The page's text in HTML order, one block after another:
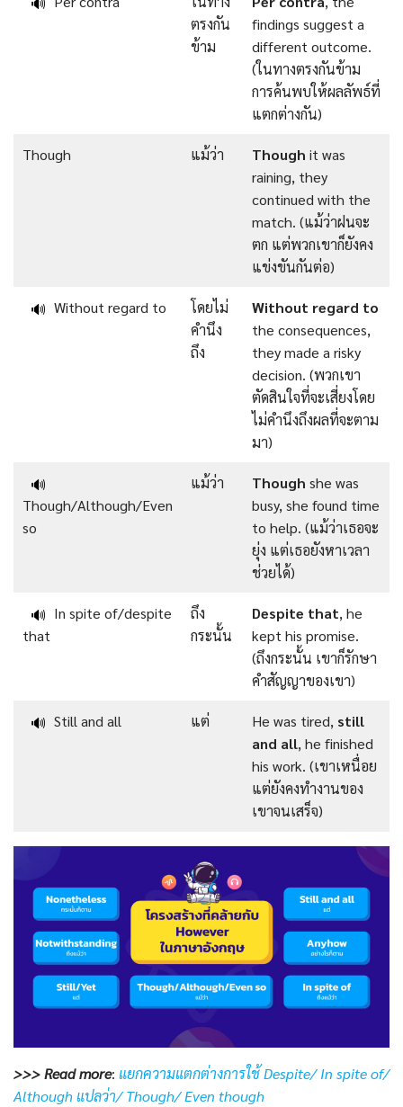
ตรงกัน
ข้าม
findings suggest a
different outcome.
(ในทางตรงกันข้าม
การค้นพบให้ผลลัพธ์ที่
แตกต่างกัน)
Though แม้ว่า Though it was
raining, they
continued with the
match. (แม้ว่าฝนจะ
ตก แต่พวกเขาก็ยังคง
แข่งขันกันต่อ)
🔊 Without regard to
โดยไม่
คำนึง
ถึง
Without regard to
the consequences,
they made a risky
decision. (พวกเขา
ตัดสินใจที่จะเสี่ยงโดย
ไม่คำนึงถึงผลที่จะตาม
มา)
🔊
Though/Although/Even
so
แม้ว่า Though she was
busy, she found time
to help. (แม้ว่าเธอจะ
ยุ่ง แต่เธอยังหาเวลา
ช่วยได้)
🔊 In spite of/despite
that
ถึง
กระนั้น
Despite that, he
kept his promise.
(ถึงกระนั้น เขาก็รักษา
คําสัญญาของเขา)
🔊 Still and all แต่ He was tired, still
and all, he finished
his work. (เขาเหนื่อย
แต่ยังคงทำงานของ
เขาจนเสร็จ)
>>> Read more: แยกความแตกต่างการใช้ Despite/ In spite of/
Although แปลว่า/ Though/ Even though